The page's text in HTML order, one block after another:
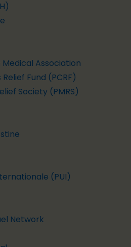
Association
Fund (PCRF)
Society (PMRS)
(PUI)
Network